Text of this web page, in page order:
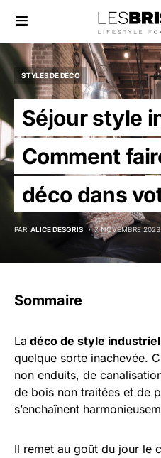
STYLES DE DÉCO
Séjour style
Comment
déco dans
PAR ALICE DESGRIS 7 NOVEMBRE 2023
Sommaire
La déco de style industriel
quelque sorte inachevée.
non enduits, de
de bois non traitées et de
s’enchaînent
Il remet au goût du jour le